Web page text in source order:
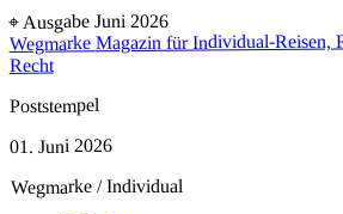
⌖ Ausgabe Juni 2026
Wegmarke Magazin für Individual-Reisen,
Recht
Poststempel
01. Juni 2026
Wegmarke / Individual